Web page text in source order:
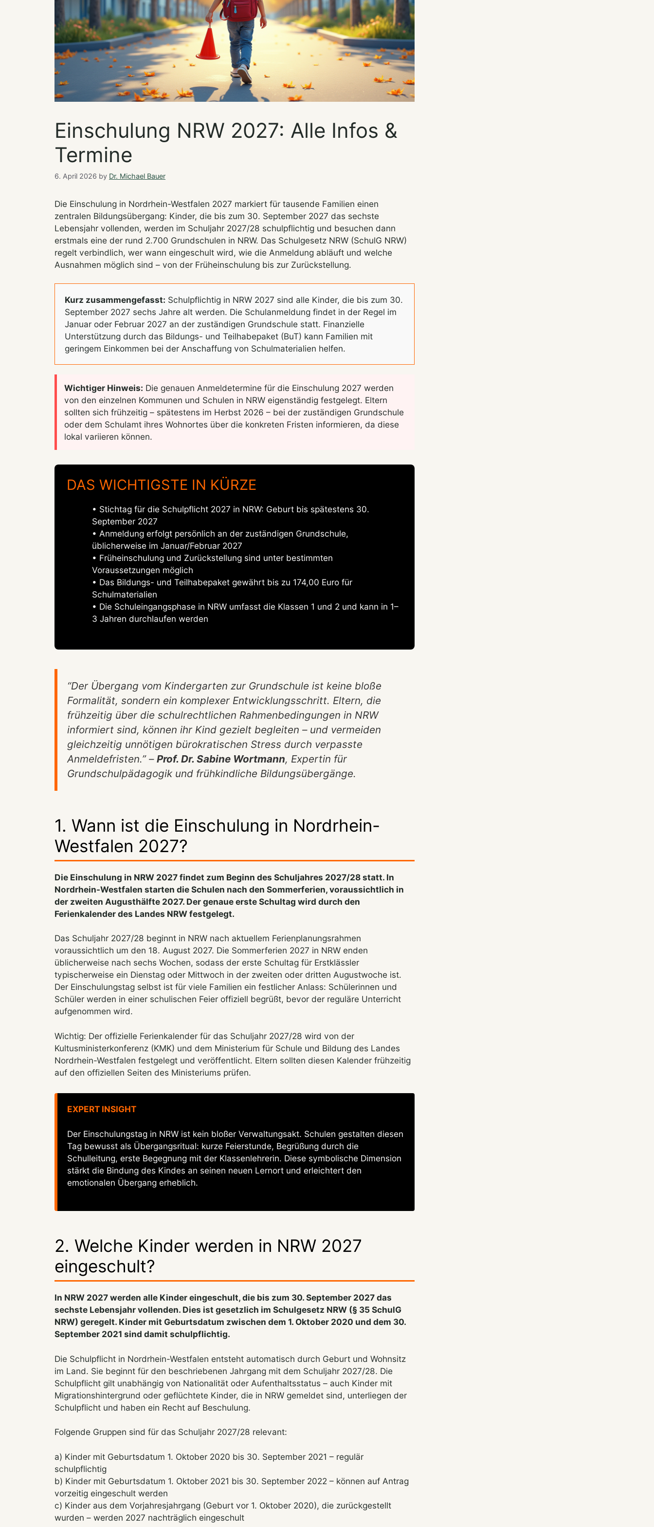
Einschulung NRW 2027: Alle Infos &
Termine
6. April 2026 by Dr. Michael Bauer
Die Einschulung in Nordrhein-Westfalen 2027 markiert für tausende Familien einen
zentralen Bildungsübergang: Kinder, die bis zum 30. September 2027 das sechste
Lebensjahr vollenden, werden im Schuljahr 2027/28 schulpflichtig und besuchen dann
erstmals eine der rund 2.700 Grundschulen in NRW. Das Schulgesetz NRW (SchulG NRW)
regelt verbindlich, wer wann eingeschult wird, wie die Anmeldung abläuft und welche
Ausnahmen möglich sind – von der Früheinschulung bis zur Zurückstellung.
Kurz zusammengefasst: Schulpflichtig in NRW 2027 sind alle Kinder, die bis zum 30.
September 2027 sechs Jahre alt werden. Die Schulanmeldung findet in der Regel im
Januar oder Februar 2027 an der zuständigen Grundschule statt. Finanzielle
Unterstützung durch das Bildungs- und Teilhabepaket (BuT) kann Familien mit
geringem Einkommen bei der Anschaffung von Schulmaterialien helfen.
Wichtiger Hinweis: Die genauen Anmeldetermine für die Einschulung 2027 werden
von den einzelnen Kommunen und Schulen in NRW eigenständig festgelegt. Eltern
sollten sich frühzeitig – spätestens im Herbst 2026 – bei der zuständigen Grundschule
oder dem Schulamt ihres Wohnortes über die konkreten Fristen informieren, da diese
lokal variieren können.
DAS WICHTIGSTE IN KÜRZE
• Stichtag für die Schulpflicht 2027 in NRW: Geburt bis spätestens 30.
September 2027
• Anmeldung erfolgt persönlich an der zuständigen Grundschule,
üblicherweise im Januar/Februar 2027
• Früheinschulung und Zurückstellung sind unter bestimmten
Voraussetzungen möglich
• Das Bildungs- und Teilhabepaket gewährt bis zu 174,00 Euro für
Schulmaterialien
• Die Schuleingangsphase in NRW umfasst die Klassen 1 und 2 und kann in 1–
3 Jahren durchlaufen werden
“Der Übergang vom Kindergarten zur Grundschule ist keine bloße
Formalität, sondern ein komplexer Entwicklungsschritt. Eltern, die
frühzeitig über die schulrechtlichen Rahmenbedingungen in NRW
informiert sind, können ihr Kind gezielt begleiten – und vermeiden
gleichzeitig unnötigen bürokratischen Stress durch verpasste
Anmeldefristen.” – Prof. Dr. Sabine Wortmann, Expertin für
Grundschulpädagogik und frühkindliche Bildungsübergänge.
1. Wann ist die Einschulung in Nordrhein-
Westfalen 2027?
Die Einschulung in NRW 2027 findet zum Beginn des Schuljahres 2027/28 statt. In
Nordrhein-Westfalen starten die Schulen nach den Sommerferien, voraussichtlich in
der zweiten Augusthälfte 2027. Der genaue erste Schultag wird durch den
Ferienkalender des Landes NRW festgelegt.
Das Schuljahr 2027/28 beginnt in NRW nach aktuellem Ferienplanungsrahmen
voraussichtlich um den 18. August 2027. Die Sommerferien 2027 in NRW enden
üblicherweise nach sechs Wochen, sodass der erste Schultag für Erstklässler
typischerweise ein Dienstag oder Mittwoch in der zweiten oder dritten Augustwoche ist.
Der Einschulungstag selbst ist für viele Familien ein festlicher Anlass: Schülerinnen und
Schüler werden in einer schulischen Feier offiziell begrüßt, bevor der reguläre Unterricht
aufgenommen wird.
Wichtig: Der offizielle Ferienkalender für das Schuljahr 2027/28 wird von der
Kultusministerkonferenz (KMK) und dem Ministerium für Schule und Bildung des Landes
Nordrhein-Westfalen festgelegt und veröffentlicht. Eltern sollten diesen Kalender frühzeitig
auf den offiziellen Seiten des Ministeriums prüfen.
EXPERT INSIGHT
Der Einschulungstag in NRW ist kein bloßer Verwaltungsakt. Schulen gestalten diesen
Tag bewusst als Übergangsritual: kurze Feierstunde, Begrüßung durch die
Schulleitung, erste Begegnung mit der Klassenlehrerin. Diese symbolische Dimension
stärkt die Bindung des Kindes an seinen neuen Lernort und erleichtert den
emotionalen Übergang erheblich.
2. Welche Kinder werden in NRW 2027
eingeschult?
In NRW 2027 werden alle Kinder eingeschult, die bis zum 30. September 2027 das
sechste Lebensjahr vollenden. Dies ist gesetzlich im Schulgesetz NRW (§ 35 SchulG
NRW) geregelt. Kinder mit Geburtsdatum zwischen dem 1. Oktober 2020 und dem 30.
September 2021 sind damit schulpflichtig.
Die Schulpflicht in Nordrhein-Westfalen entsteht automatisch durch Geburt und Wohnsitz
im Land. Sie beginnt für den beschriebenen Jahrgang mit dem Schuljahr 2027/28. Die
Schulpflicht gilt unabhängig von Nationalität oder Aufenthaltsstatus – auch Kinder mit
Migrationshintergrund oder geflüchtete Kinder, die in NRW gemeldet sind, unterliegen der
Schulpflicht und haben ein Recht auf Beschulung.
Folgende Gruppen sind für das Schuljahr 2027/28 relevant:
a) Kinder mit Geburtsdatum 1. Oktober 2020 bis 30. September 2021 – regulär
schulpflichtig
b) Kinder mit Geburtsdatum 1. Oktober 2021 bis 30. September 2022 – können auf Antrag
vorzeitig eingeschult werden
c) Kinder aus dem Vorjahresjahrgang (Geburt vor 1. Oktober 2020), die zurückgestellt
wurden – werden 2027 nachträglich eingeschult